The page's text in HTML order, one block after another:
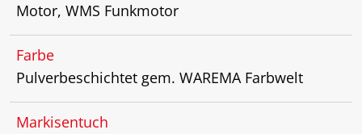
Motor, WMS Funkmotor
Farbe
Pulverbeschichtet gem. WAREMA Farbwelt
Markisentuch